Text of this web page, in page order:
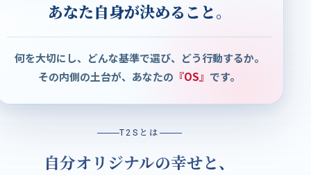
あなた自身が決めること。
何を大切にし、どんな基準で選び、どう行動するか。
その内側の土台が、あなたの 『OS』 です。
T2Sとは
自分オリジナルの幸せと、